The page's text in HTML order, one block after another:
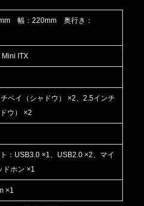
幅：220mm 奥行き：
Mini ITX
ベイ（シャドウ） ×2、2.5インチ
ウ） ×2
：USB3.0 ×1、USB2.0 ×2、マイ
ドホン ×1
×1